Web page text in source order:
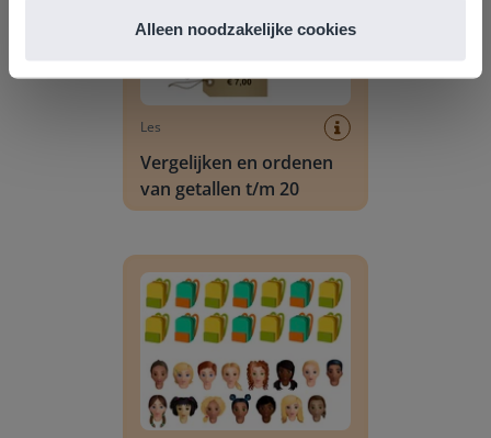
Alleen noodzakelijke cookies
Les
Vergelijken en ordenen
van getallen t/m 20